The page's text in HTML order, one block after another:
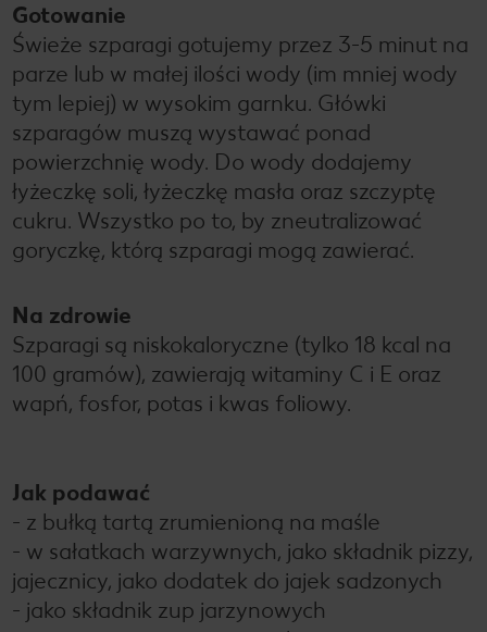
Gotowanie
Świeże szparagi gotujemy przez 3-5 minut na
parze lub w małej ilości wody (im mniej wody
tym lepiej) w wysokim garnku. Główki
szparagów muszą wystawać ponad
powierzchnię wody. Do wody dodajemy
łyżeczkę soli, łyżeczkę masła oraz szczyptę
cukru. Wszystko po to, by zneutralizować
goryczkę, którą szparagi mogą zawierać.
Na zdrowie
Szparagi są niskokaloryczne (tylko 18 kcal na
100 gramów), zawierają witaminy C i E oraz
wapń, fosfor, potas i kwas foliowy.
Jak podawać
- z bułką tartą zrumienioną na maśle
- w sałatkach warzywnych, jako składnik pizzy,
jajecznicy, jako dodatek do jajek sadzonych
- jako składnik zup jarzynowych